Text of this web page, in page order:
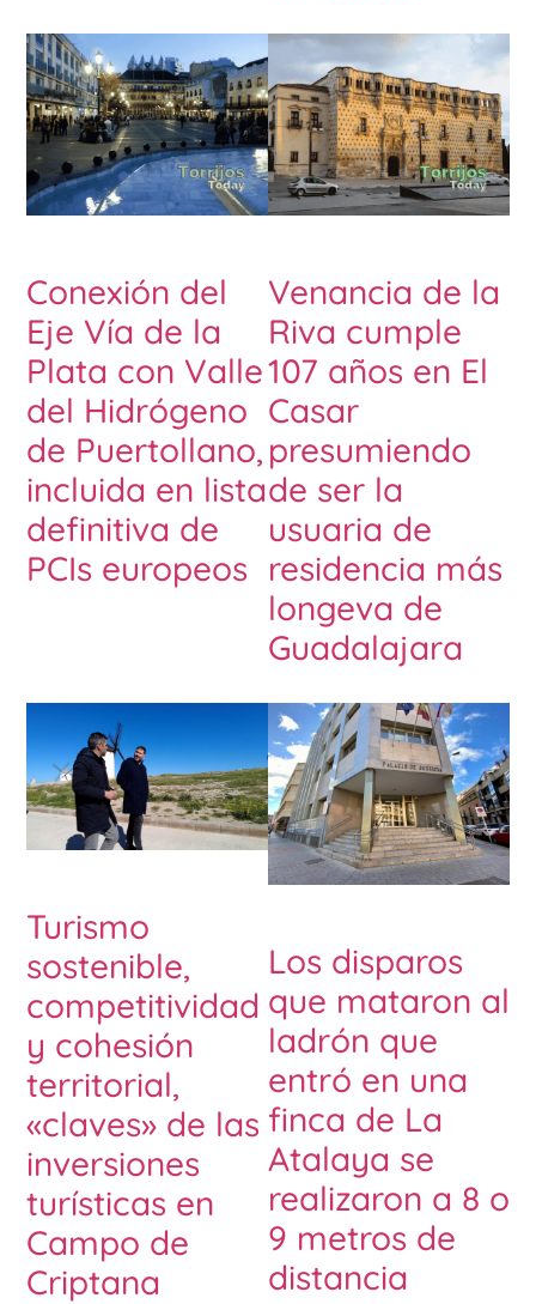
Conexión del
Eje Vía de la
Plata con Valle
del Hidrógeno
de Puertollano,
incluida en lista
definitiva de
PCIs europeos
Venancia de la
Riva cumple
107 años en El
Casar
presumiendo
de ser la
usuaria de
residencia más
longeva de
Guadalajara
Turismo
sostenible,
competitividad
y cohesión
territorial,
«claves» de las
inversiones
turísticas en
Campo de
Criptana
Los disparos
que mataron al
ladrón que
entró en una
finca de La
Atalaya se
realizaron a 8 o
9 metros de
distancia